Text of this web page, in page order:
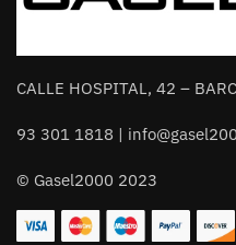
CALLE HOSPITAL, 42 –
93 301 1818 |
© Gasel2000 2023